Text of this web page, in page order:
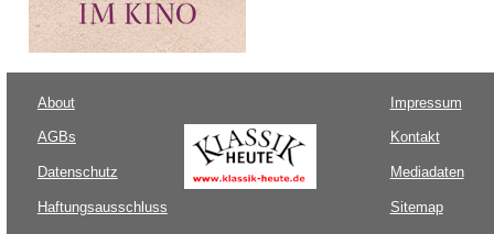
About
AGBs
Datenschutz
Haftungsausschluss
Impressum
Kontakt
Mediadaten
Sitemap